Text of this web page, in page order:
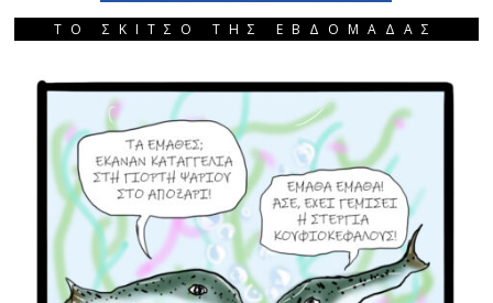
ΤΟ ΣΚΙΤΣΟ ΤΗΣ ΕΒΔΟΜΑΔΑΣ